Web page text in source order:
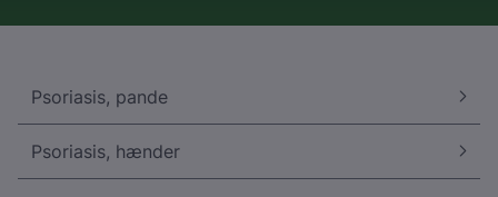
Psoriasis, pande
Psoriasis, hænder